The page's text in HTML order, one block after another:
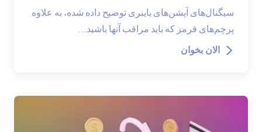
سیگنال‌های آپشن‌های باینری توضیح داده شده، به علاوه
پرچم‌های قرمز که باید مراقب آنها باشید.…
الان بخوان